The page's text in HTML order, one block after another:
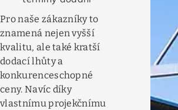
Pro naše zákazníky to
znamená nejen vyšší
kvalitu, ale také kratší
dodací lhůty a
konkurenceschopné
ceny. Navíc díky
vlastnímu projekčnímu